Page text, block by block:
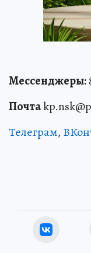
Мессенджеры:
Почта
Телеграм,